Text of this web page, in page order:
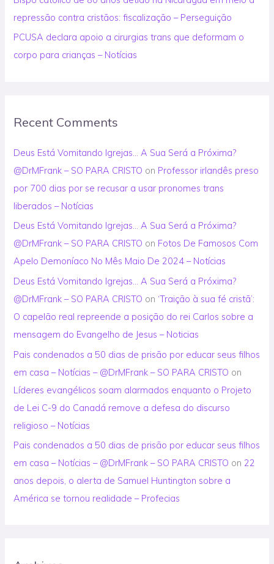
repressão contra cristãos: fiscalização – Perseguição
PCUSA declara apoio a cirurgias trans que deformam o
corpo para crianças – Notícias
Recent Comments
Deus Está Vomitando Igrejas… A Sua Será a Próxima?
@DrMFrank – SO PARA CRISTO on Professor irlandês preso
por 700 dias por se recusar a usar pronomes trans
liberados – Notícias
Deus Está Vomitando Igrejas… A Sua Será a Próxima?
@DrMFrank – SO PARA CRISTO on Fotos De Famosos Com
Apelo Demoníaco No Mês Maio De 2024 – Notícias
Deus Está Vomitando Igrejas… A Sua Será a Próxima?
@DrMFrank – SO PARA CRISTO on ‘Traição à sua fé cristã’:
O capelão real repreende a posição do rei Carlos sobre a
mensagem do Evangelho de Jesus – Noticias
Pais condenados a 50 dias de prisão por educar seus filhos
em casa – Notícias – @DrMFrank – SO PARA CRISTO on
Líderes evangélicos soam alarmados enquanto o Projeto
de Lei C-9 do Canadá remove a defesa do discurso
religioso – Notícias
Pais condenados a 50 dias de prisão por educar seus filhos
em casa – Notícias – @DrMFrank – SO PARA CRISTO on 22
anos depois, o alerta de Samuel Huntington sobre a
América se tornou realidade – Profecias